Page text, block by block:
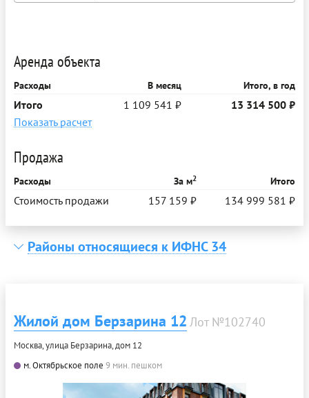
Аренда объекта
Расходы В месяц Итого, в год
Итого 1 109 541 ₽
13 314 500 ₽
Показать расчет
Продажа
Расходы За м2 Итого
Стоимость продажи 157 159 ₽ 134 999 581 ₽
Районы относящиеся к ИФНС 34
Жилой дом Берзарина 12 Лот №102740
Москва, улица Берзарина, дом 12
м. Октябрьское поле 9 мин. пешком